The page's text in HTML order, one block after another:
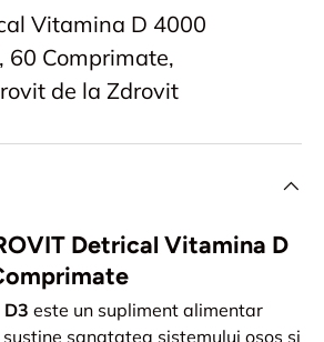
Vitamina D 4000
60 Comprimate,
de la Zdrovit
Detrical Vitamina D
D3 este un supliment alimentar
sanatatea sistemului osos si